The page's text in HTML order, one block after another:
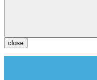
close